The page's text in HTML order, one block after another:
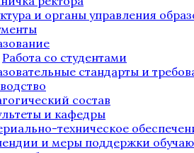
и органы управления
Работа со студентами
стандарты и
состав
и кафедры
техническое
и меры поддержки